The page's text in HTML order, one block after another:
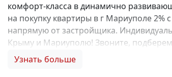
комфорт-класса в динамично
на покупку квартиры в г Мариуполе
напрямую от застройщика.
Крыму и Мариуполю! Звоните, подберем
семейную ипотеку, купить квартиру по
Узнать больше